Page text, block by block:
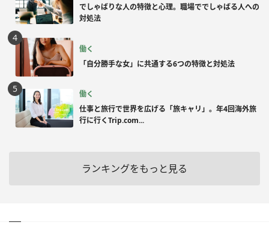
でしゃばりな人の特徴と心理。職場ででしゃばる人への
対処法
働く
「自分勝手な女」に共通する6つの特徴と対処法
働く
仕事と旅行で世界を広げる「旅キャリ」。年4回海外旅
行に行くTrip.com...
ランキングをもっと見る